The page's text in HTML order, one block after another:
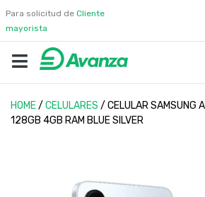
Para solicitud de Cliente
mayorista
HOME/ CELULARES / CELULAR SAMSUNG
128GB 4GB RAM BLUE SILVER